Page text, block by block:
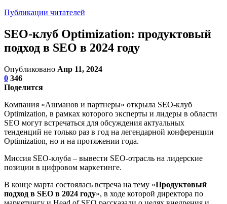
Публикации читателей
SEO-клуб Optimization: продуктовый
подход в SEO в 2024 году
Опубликовано Апр 11, 2024
0 346
Поделится
Компания «Ашманов и партнеры» открыла SEO-клуб
Optimization, в рамках которого эксперты и лидеры в области
SEO могут встречаться для обсуждения актуальных
тенденций не только раз в год на легендарной конференции
Optimization, но и на протяжении года.
Миссия SEO-клуба – вывести SEO-отрасль на лидерские
позиции в цифровом маркетинге.
В конце марта состоялась встреча на тему «Продуктовый
подход в SEO в 2024 году», в ходе которой директора по